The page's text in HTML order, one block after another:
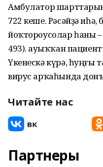
Амбулатор
722 кеше. Рəсəйҙə иһə,
йоҡтороусолар һаны
493). Һауыҡҡан
Үкенескə күрə, һуңғы
вирус арҡаһында
Читайте нас
Партнеры